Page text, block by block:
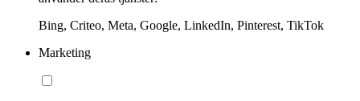
Bing, Criteo, Meta, Google, LinkedIn, Pinterest, TikTok
Marketing